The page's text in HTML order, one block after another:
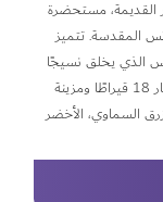
القديمة، مستحضرة
المقدسة. تتميز
الذي يخلق نسيجًا
ثلاثي الأبعاد، كل قطعة مصنوعة من الذهب الأصفر عيار 18 قيراطًا ومزينة
السماوي، الأخضر
بالأناقة